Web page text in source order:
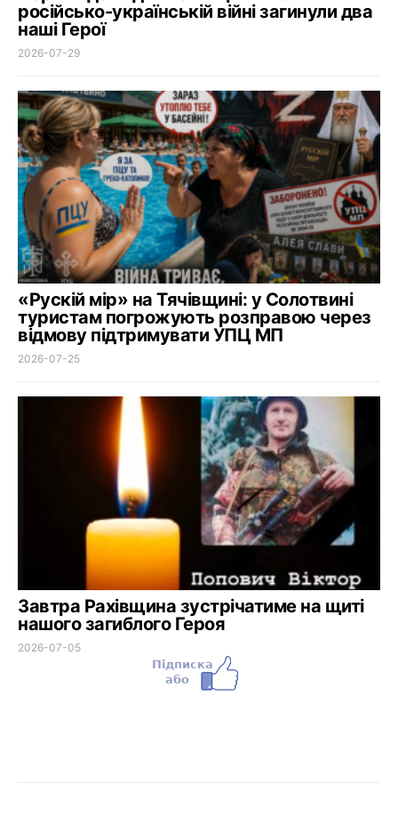
російсько-українській війні загинули два
наші Герої
2026-07-29
«Рускій мір» на Тячівщині: у Солотвині
туристам погрожують розправою через
відмову підтримувати УПЦ МП
2026-07-25
Завтра Рахівщина зустрічатиме на щиті
нашого загиблого Героя
2026-07-05